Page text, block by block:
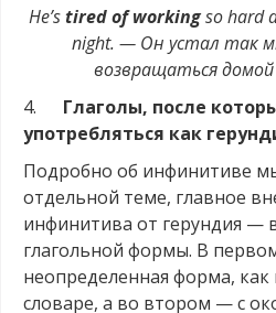
He’stired of workingso hard
night. — Он устал так
возвращаться
4. Глаголы, после
употребляться как
Подробно об инфинитиве
отдельной теме, главное
инфинитива от герундия —
глагольной формы. В
неопределенная форма, как
словаре, а во втором — с